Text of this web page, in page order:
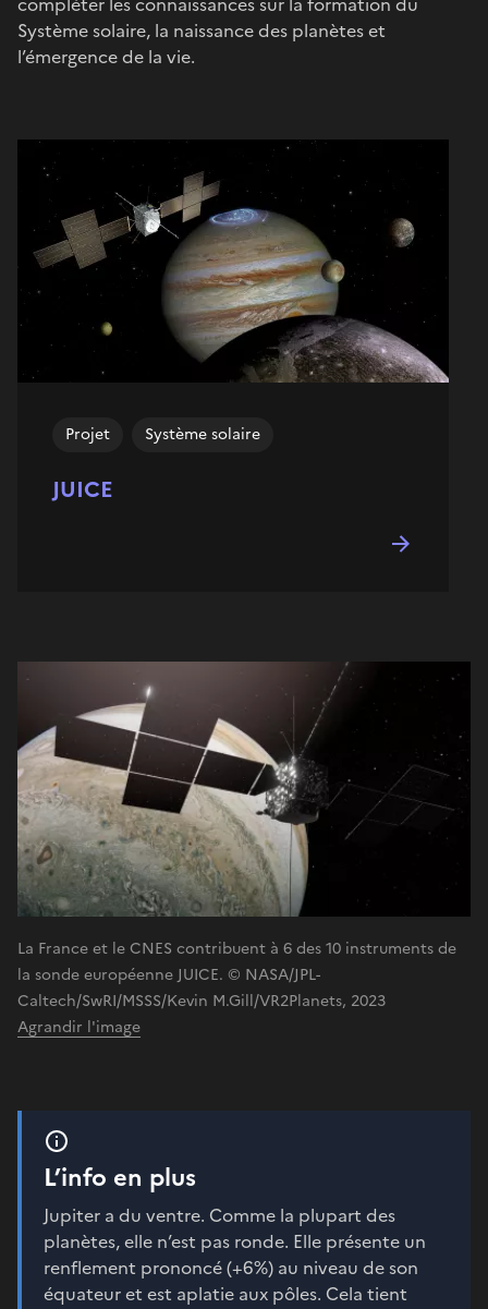
Système solaire, la naissance des planètes et
l’émergence de la vie.
JUICE
Projet Système solaire
La France et le CNES contribuent à 6 des 10 instruments de
la sonde européenne JUICE. © NASA/JPL-
Caltech/SwRI/MSSS/Kevin M.Gill/VR2Planets, 2023
Agrandir l'image
L’info en plus
Jupiter a du ventre. Comme la plupart des
planètes, elle n’est pas ronde. Elle présente un
renflement prononcé (+6%) au niveau de son
équateur et est aplatie aux pôles. Cela tient